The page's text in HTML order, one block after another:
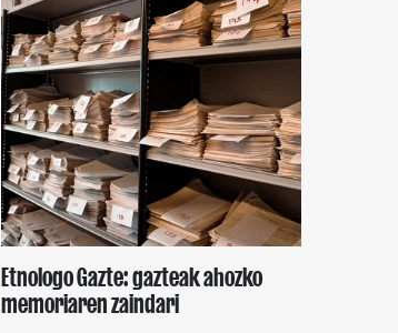
Etnologo Gazte: gazteak ahozko
memoriaren zaindari